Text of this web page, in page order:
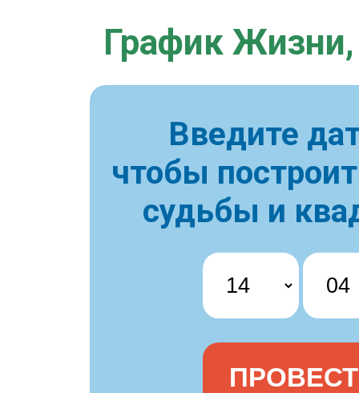
График Жизни,
Введите
чтобы
судьбы и